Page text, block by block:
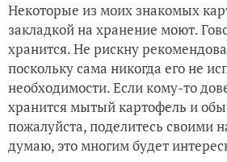
Некоторые из моих знакомых
закладкой на хранение моют.
хранится. Не рискну
поскольку сама никогда его не
необходимости. Если кому-то
хранится мытый картофель и
пожалуйста, поделитесь своими
думаю, это многим будет